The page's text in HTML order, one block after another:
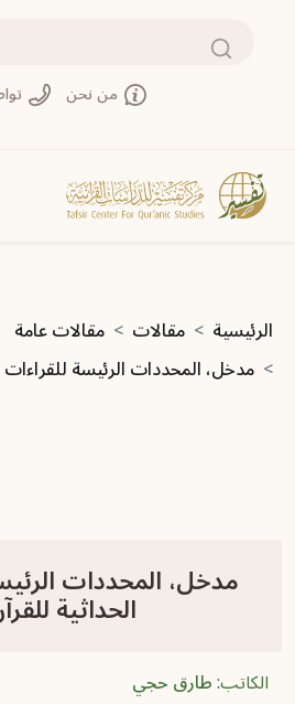
بحث
من نحن
مسار التنقل
الرئيسية مقالات
مقالات عامة
مدخل، المحددات الرئيسة للقراءات
مدخل، المحددات
الحداثية
الكاتب:طارق حجي